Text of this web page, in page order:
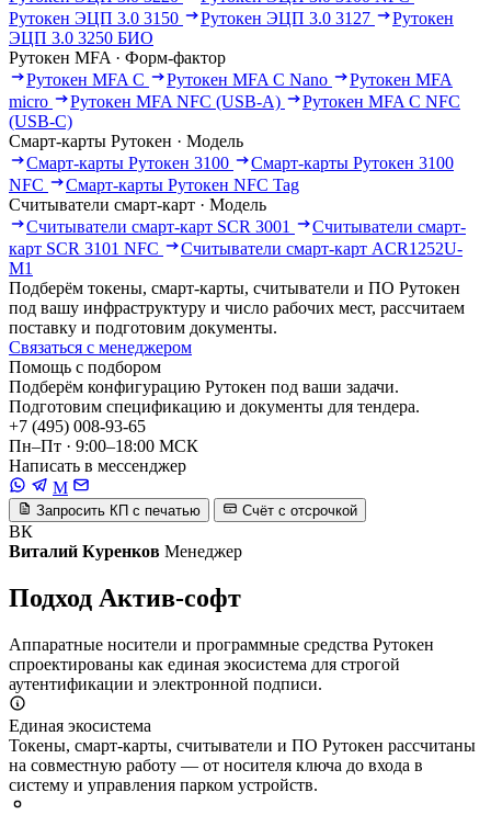
Рутокен ЭЦП 3.0 3150
Рутокен ЭЦП 3.0 3127
Рутокен
ЭЦП 3.0 3250 БИО
Рутокен MFA · Форм-фактор
Рутокен MFA C
Рутокен MFA C Nano
Рутокен MFA
micro
Рутокен MFA NFC (USB-A)
Рутокен MFA C NFC
(USB-C)
Смарт-карты Рутокен · Модель
Смарт-карты Рутокен 3100
Смарт-карты Рутокен 3100
NFC
Смарт-карты Рутокен NFC Tag
Считыватели смарт-карт · Модель
Считыватели смарт-карт SCR 3001
Считыватели смарт-
карт SCR 3101 NFC
Считыватели смарт-карт ACR1252U-
M1
Подберём токены, смарт-карты, считыватели и ПО Рутокен
под вашу инфраструктуру и число рабочих мест, рассчитаем
поставку и подготовим документы.
Связаться с менеджером
Помощь с подбором
Подберём конфигурацию Рутокен под ваши задачи.
Подготовим спецификацию и документы для тендера.
+7 (495) 008-93-65
Пн–Пт · 9:00–18:00 МСК
Написать в мессенджер
M
Запросить КП с печатью Счёт с отсрочкой
ВК
Виталий Куренков Менеджер
Подход Актив-софт
Аппаратные носители и программные средства Рутокен
спроектированы как единая экосистема для строгой
аутентификации и электронной подписи.
Единая экосистема
Токены, смарт-карты, считыватели и ПО Рутокен рассчитаны
на совместную работу — от носителя ключа до входа в
систему и управления парком устройств.